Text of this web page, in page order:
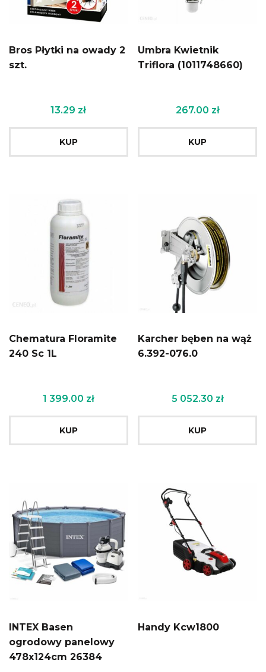
Bros Płytki na owady 2
szt.
13.29 zł
KUP
Umbra Kwietnik
Triflora (1011748660)
267.00 zł
KUP
Chematura Floramite
240 Sc 1L
1 399.00 zł
KUP
Karcher bęben na wąż
6.392-076.0
5 052.30 zł
KUP
INTEX Basen
ogrodowy panelowy
478x124cm 26384
Handy Kcw1800